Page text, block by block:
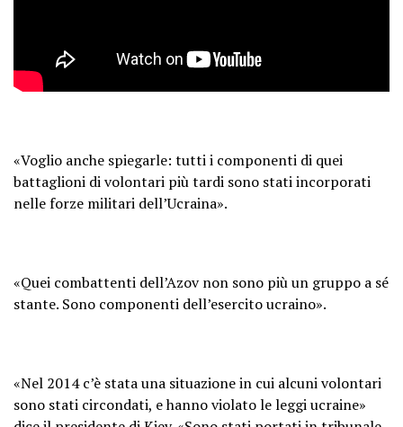
«Voglio anche spiegarle: tutti i componenti di quei
battaglioni di volontari più tardi sono stati incorporati
nelle forze militari dell’Ucraina».
«Quei combattenti dell’Azov non sono più un gruppo a sé
stante. Sono componenti dell’esercito ucraino».
«Nel 2014 c’è stata una situazione in cui alcuni volontari
sono stati circondati, e hanno violato le leggi ucraine»